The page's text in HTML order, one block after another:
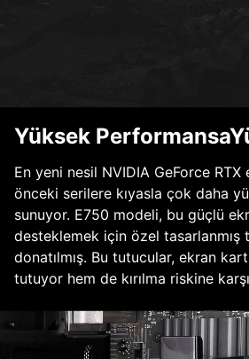
Yüksek
En yeni nesil NVIDIA GeForce RTX
önceki serilere kıyasla çok daha
sunuyor. E750 modeli, bu güçlü
desteklemek için özel tasarlanmış
donatılmış. Bu tutucular, ekran
tutuyor hem de kırılma riskine